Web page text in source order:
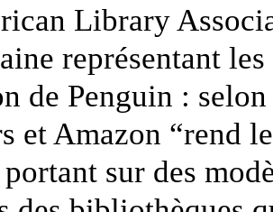
Library
représentant
de Penguin :
et Amazon “rend
sur des